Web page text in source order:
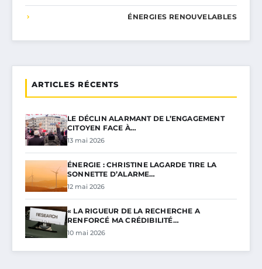
ÉNERGIES RENOUVELABLES
ARTICLES RÉCENTS
LE DÉCLIN ALARMANT DE L’ENGAGEMENT
CITOYEN FACE À…
13 mai 2026
ÉNERGIE : CHRISTINE LAGARDE TIRE LA
SONNETTE D’ALARME…
12 mai 2026
« LA RIGUEUR DE LA RECHERCHE A
RENFORCÉ MA CRÉDIBILITÉ…
10 mai 2026